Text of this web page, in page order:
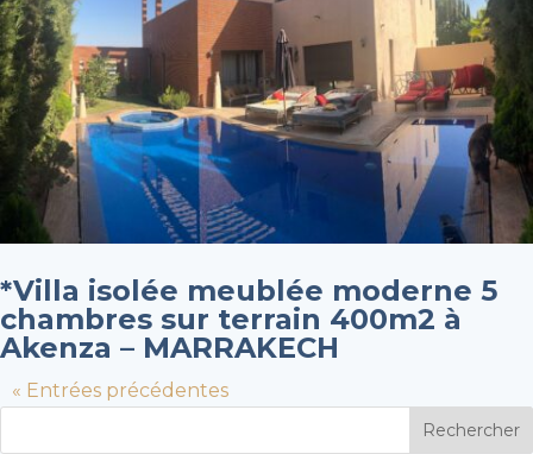
*Villa isolée meublée moderne 5
chambres sur terrain 400m2 à
Akenza – MARRAKECH
« Entrées précédentes